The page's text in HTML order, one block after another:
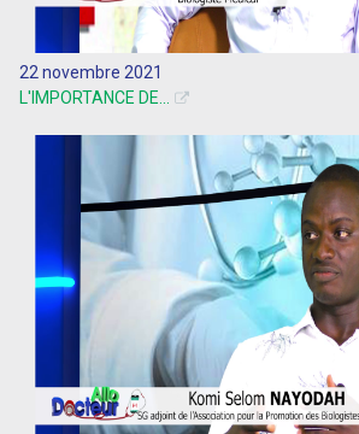
22 novembre 2021
L'IMPORTANCE DE...